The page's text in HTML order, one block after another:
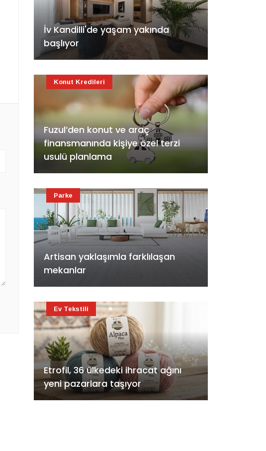
İv Kandilli'de yaşam yakında
başlıyor
Fuzul’den konut ve araç
finansmanında kişiye özel terzi
usulü planlama
Konut Kredileri
Artisan yaklaşımla farklılaşan
mekanlar
Parke
Etrofil, 36 ülkedeki ihracat ağını
yeni pazarlara taşıyor
Ev Tekstili